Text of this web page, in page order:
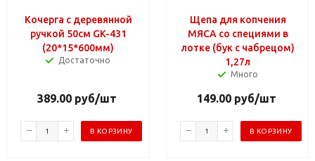
Кочерга с деревянной
ручкой 50см GK-431
(20*15*600мм)
Достаточно
389.00руб/шт
В КОРЗИНУ
Щепа для копчения
МЯСА со специями в
лотке (бук с чабрецом)
1,27л
Много
149.00руб/шт
В КОРЗИНУ